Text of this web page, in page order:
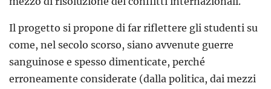
Il progetto si propone di far riflettere gli studenti su
come, nel secolo scorso, siano avvenute guerre
sanguinose e spesso dimenticate, perché
erroneamente considerate (dalla politica, dai mezzi